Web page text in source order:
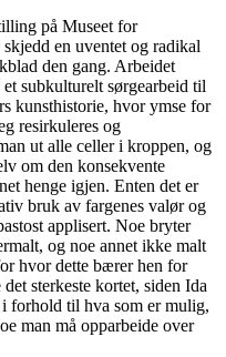
på Museet for
en uventet og radikal
den gang. Arbeidet
subkulturelt sørgearbeid til
kunsthistorie, hvor ymse for
resirkuleres og
ut alle celler i kroppen, og
om den konsekvente
henge igjen. Enten det er
bruk av fargenes valør og
applisert. Noe bryter
og noe annet ikke malt
hvor dette bærer hen for
sterkeste kortet, siden Ida
forhold til hva som er mulig,
man må opparbeide over